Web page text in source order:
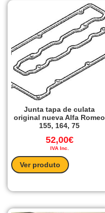
Junta tapa de culata
original nueva Alfa Romeo
155, 164, 75
52,00€
IVA Inc.
Ver produto